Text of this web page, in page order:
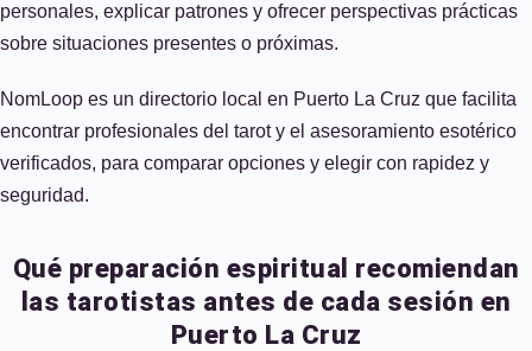
personales, explicar patrones y ofrecer perspectivas prácticas
sobre situaciones presentes o próximas.
NomLoop es un directorio local en Puerto La Cruz que facilita
encontrar profesionales del tarot y el asesoramiento esotérico
verificados, para comparar opciones y elegir con rapidez y
seguridad.
Qué preparación espiritual recomiendan
las tarotistas antes de cada sesión en
Puerto La Cruz